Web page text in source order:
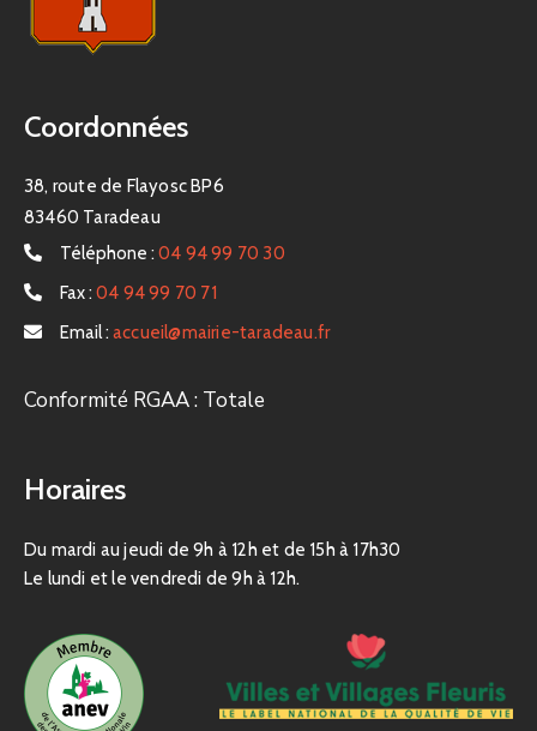
Coordonnées
38, route de Flayosc BP6
83460 Taradeau
Téléphone : 04 94 99 70 30
Fax : 04 94 99 70 71
Email : accueil@mairie-taradeau.fr
Conformité RGAA : Totale
Horaires
Du mardi au jeudi de 9h à 12h et de 15h à 17h30
Le lundi et le vendredi de 9h à 12h.